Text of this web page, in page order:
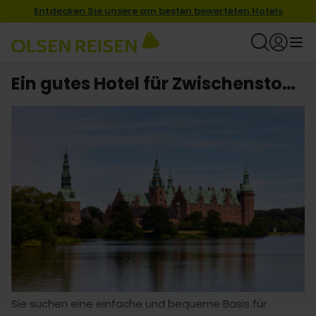
Entdecken Sie unsere am besten bewerteten Hotels
Ein gutes Hotel für Zwischenstopp in Seeland finden
Sie suchen eine einfache und bequeme Basis für